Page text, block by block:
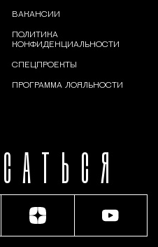
ВАКАНСИИ
ПОЛИТИКА
КОНФИДЕНЦИАЛЬНОСТИ
СПЕЦПРОЕКТЫ
ПРОГРАММА ЛОЯЛЬНОСТИ